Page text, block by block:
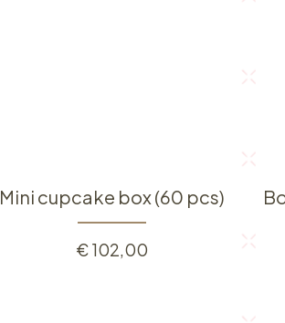
Mini cupcake box (60 pcs)
€102,00